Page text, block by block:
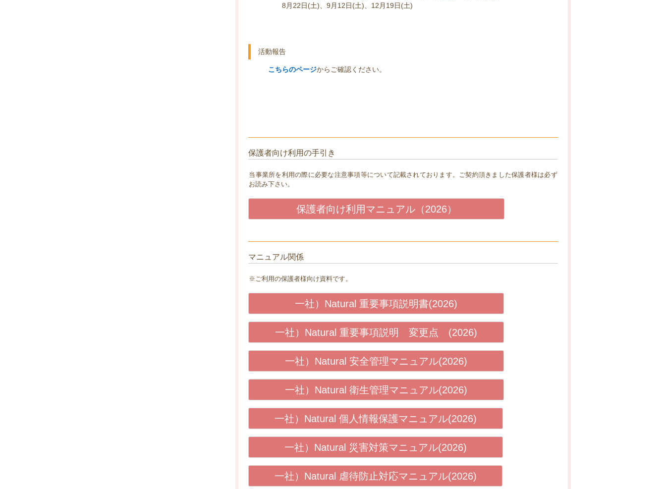
8月22日(土)、9月12日(土)、12月19日(土)
活動報告
こちらのページからご確認ください。
保護者向け利用の手引き
当事業所を利用の際に必要な注意事項等について記載されております。ご契約頂きました保護者様は必ず
お読み下さい。
保護者向け利用マニュアル（2026）
マニュアル関係
※ご利用の保護者様向け資料です。
一社）Natural 重要事項説明書(2026)
一社）Natural 重要事項説明 変更点 (2026)
一社）Natural 安全管理マニュアル(2026)
一社）Natural 衛生管理マニュアル(2026)
一社）Natural 個人情報保護マニュアル(2026)
一社）Natural 災害対策マニュアル(2026)
一社）Natural 虐待防止対応マニュアル(2026)